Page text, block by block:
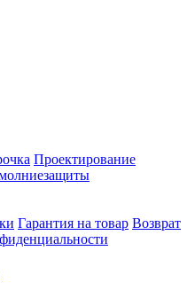
Проектирование
Гарантия на товар Возврат